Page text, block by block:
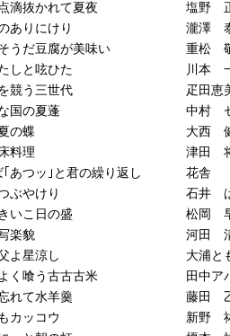
滴抜かれて夏夜
塩野
ありにけり
瀧澤
うだ豆腐が美味い
重松
しと呟ひた
川本
競う三世代
疋田恵
国の夏蓬
中村
の蝶
大西
料理
津田
｢あつッ｣と君の繰り返し
花舎
ぶやけり
石井
いこ日の盛
松岡
楽貌
河田
よ星涼し
大浦と
く喰う古古古米
田中ア
れて水羊羹
藤田
カッコウ
新野